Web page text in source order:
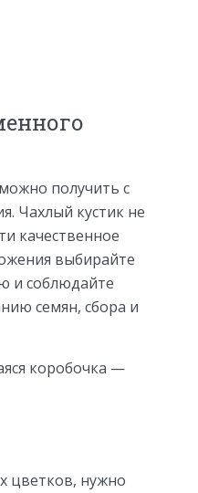
получить с
Чахлый кустик не
качественное
выбирайте
и соблюдайте
семян, сбора и
коробочка —
цветков, нужно